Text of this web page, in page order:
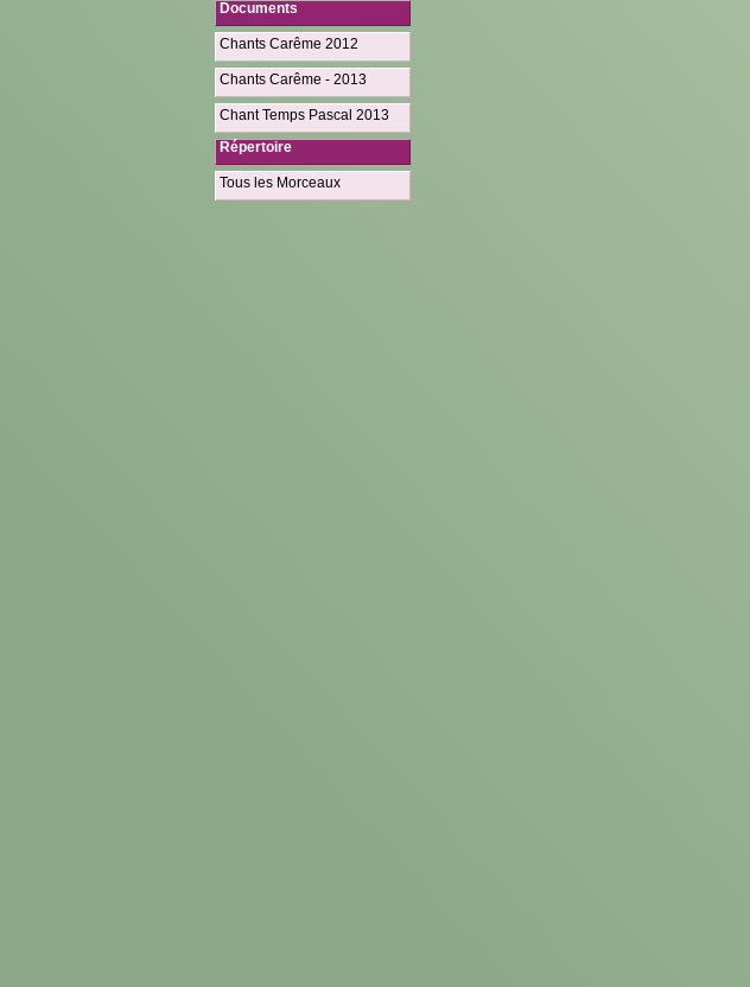
Documents
Chants Carême 2012
Chants Carême - 2013
Chant Temps Pascal 2013
Répertoire
Tous les Morceaux